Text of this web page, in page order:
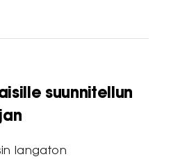
suunnitellun
langaton